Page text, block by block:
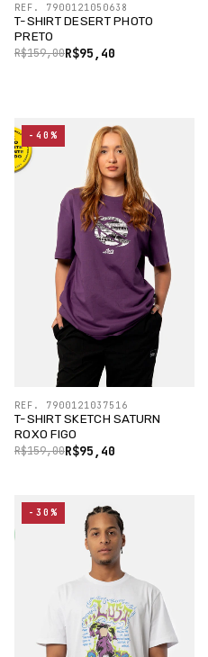
T-SHIRT DESERT PHOTO
PRETO
R$95,40
R$159,00
REF. 7900121050638
T-SHIRT SKETCH SATURN
ROXO FIGO
R$95,40
R$159,00
REF. 7900121037516
-40%
-30%